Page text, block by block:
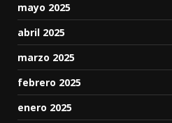
mayo 2025
abril 2025
marzo 2025
febrero 2025
enero 2025